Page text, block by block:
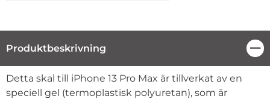
Produktbeskrivning
Produktbeskrivning
Detta skal till iPhone 13 Pro Max är tillverkat av en
speciell gel (termoplastisk polyuretan), som är